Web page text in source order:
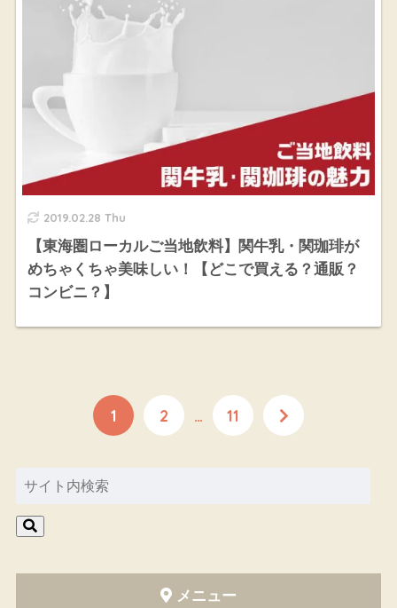
2019.02.28 Thu
【東海圏ローカルご当地飲料】関牛乳・関珈琲が
めちゃくちゃ美味しい！【どこで買える？通販？
コンビニ？】
1 2 … 11
メニュー